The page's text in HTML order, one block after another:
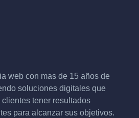
web con mas de 15 años de
soluciones digitales que
tener resultados
para alcanzar sus objetivos.